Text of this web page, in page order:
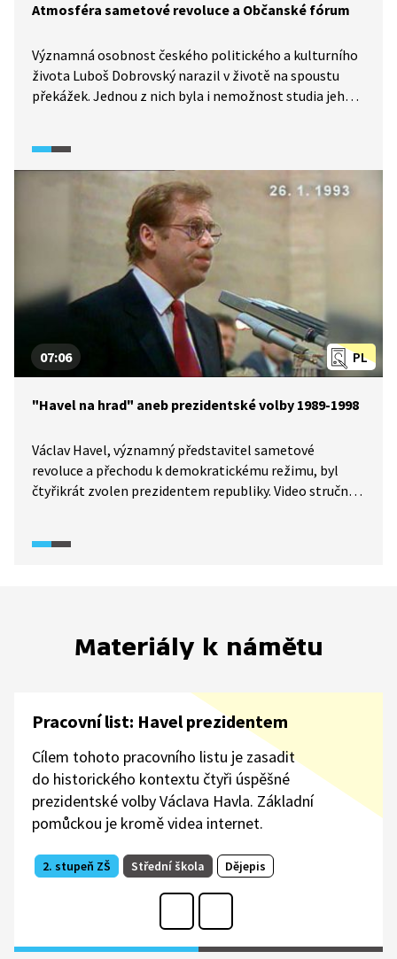
Atmosféra sametové revoluce a Občanské fórum
Významná osobnost českého politického a kulturního
života Luboš Dobrovský narazil v životě na spoustu
překážek. Jednou z nich byla i nemožnost studia jeho
studentská demonstrace na Národní třídě (sametová
revoluce, něžná revoluce). Jako reakce na brutální
zásah proti této demonstraci vzniká Občanské fórum,
v čele s Václavem Havlem. Toto politické hnutí
odmítalo totalitní komunistický režim.
PL
07:06
"Havel na hrad" aneb prezidentské volby 1989-1998
Václav Havel, významný představitel sametové
revoluce a přechodu k demokratickému režimu, byl
čtyřikrát zvolen prezidentem republiky. Video stručně
parlamentu) v letech 1989, 1990, 1993 a 1998.
Materiály k námětu
Pracovní list: Havel prezidentem
Cílem tohoto pracovního listu je zasadit
do historického kontextu čtyři úspěšné
prezidentské volby Václava Havla. Základní
pomůckou je kromě videa internet.
2. stupeň ZŠ Střední škola Dějepis